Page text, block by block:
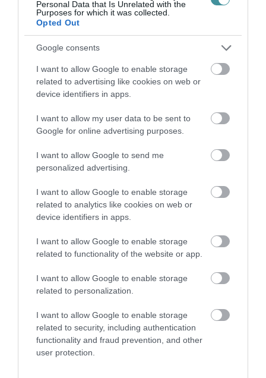
Personal Data that Is Unrelated with the
Purposes for which it was collected.
Opted Out
Google consents
I want to allow Google to enable storage
related to advertising like cookies on web or
device identifiers in apps.
I want to allow my user data to be sent to
Google for online advertising purposes.
I want to allow Google to send me
personalized advertising.
I want to allow Google to enable storage
related to analytics like cookies on web or
device identifiers in apps.
I want to allow Google to enable storage
related to functionality of the website or app.
I want to allow Google to enable storage
related to personalization.
I want to allow Google to enable storage
related to security, including authentication
functionality and fraud prevention, and other
user protection.
ÚJ HŰTŐRENDSZER A MARKHOT FERENC
ASSZONYT A HATVANI KÓR...
2026. augusztus 06
GÁRDONYI MESEKERT VÁRJA A
CSALÁDOKAT – HÁROM NAPON ÁT ING...
2026. augusztus 06
MAGYAR PÉTER: KIÍRJÁK AZ ELSŐ
2026. augusztus 06|Mindenki ügye